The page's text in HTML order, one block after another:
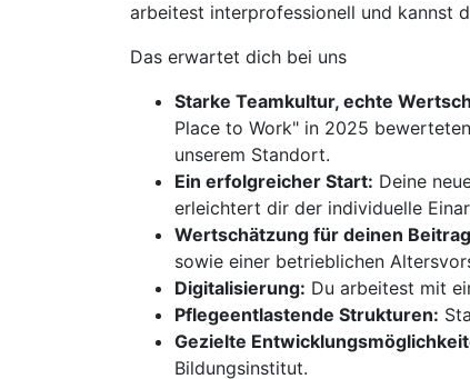
arbeitest interprofessionell und kannst
Das erwartet dich bei uns
Starke Teamkultur, echte
Place to Work" in 2025
unserem Standort.
Ein erfolgreicher Start: Deine
erleichtert dir der individuelle
Wertschätzung für deinen
sowie einer betrieblichen
Digitalisierung: Du arbeitest mit
Pflegeentlastende Strukturen:
Gezielte
Bildungsinstitut.